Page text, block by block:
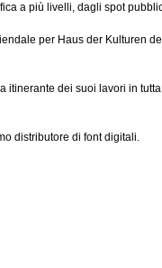
a più livelli, dagli spot
per Haus der Kulturen
itinerante dei suoi lavori in tutta
distributore di font digitali.